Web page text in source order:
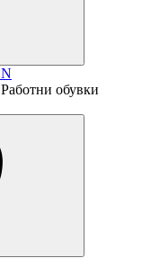
Работни обувки